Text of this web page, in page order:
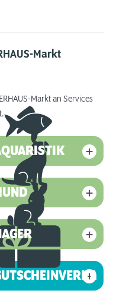
Markt
Markt an Services